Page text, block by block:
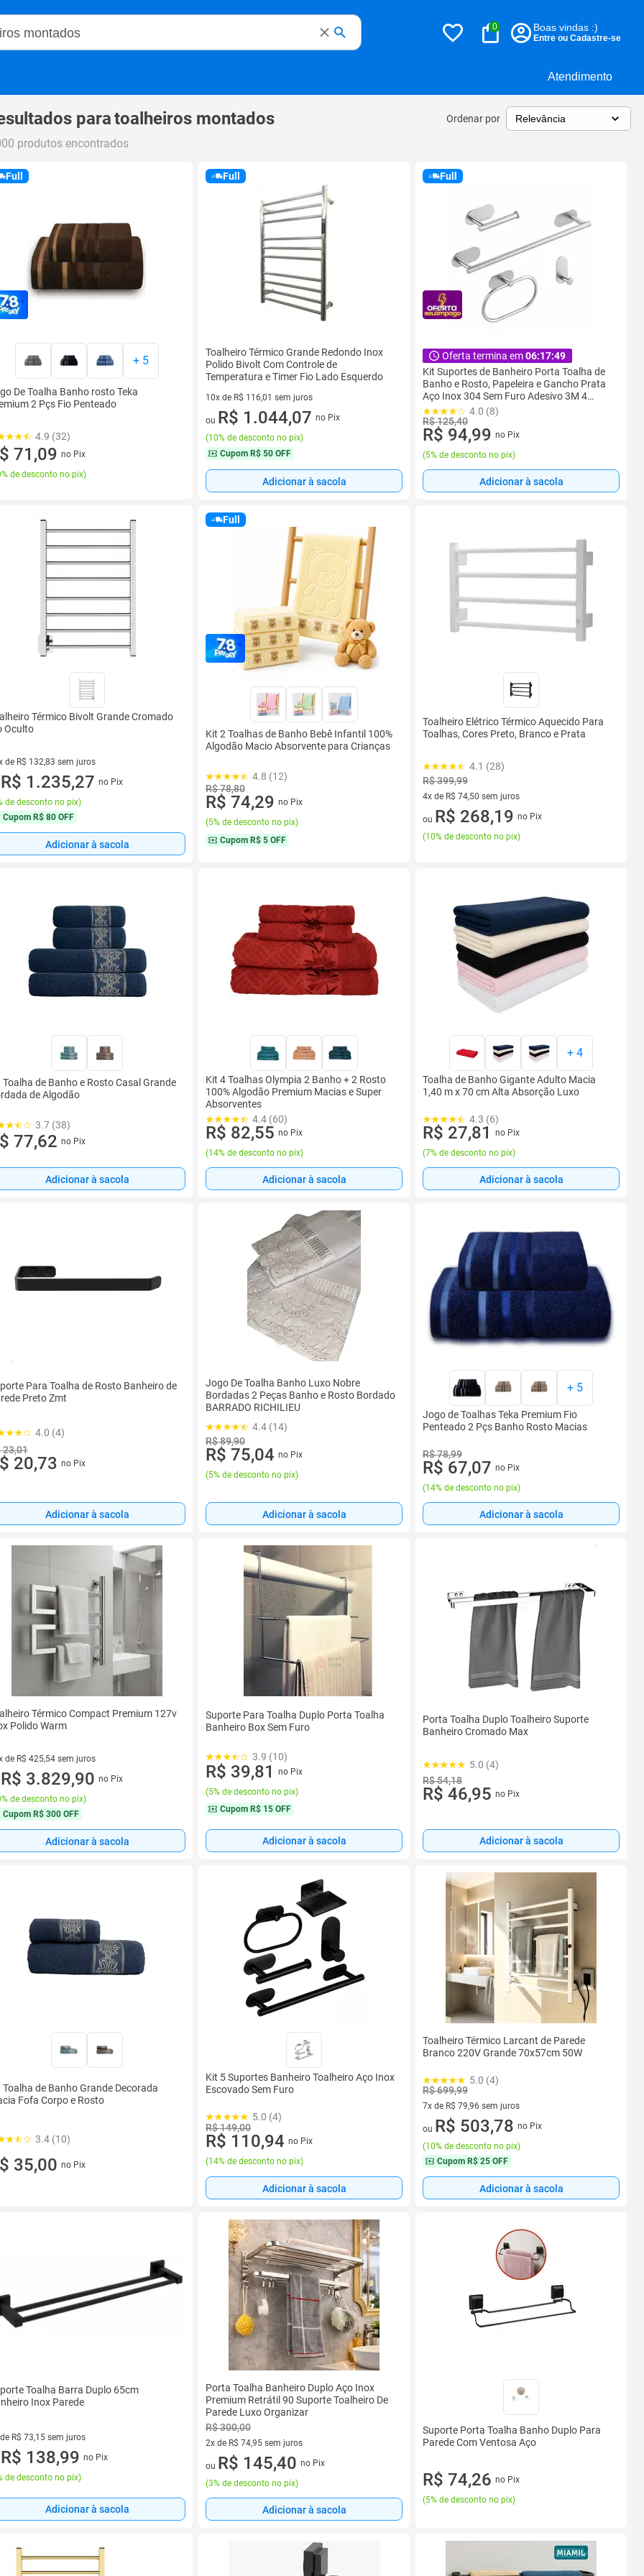
Atendimento
Magalu
0 Boas vindas :)
Entre ou Cadastre-se
paratoalheiros montados Ordenar por
produtos encontrados
Full
+ 5
De Toalha Banho rosto Teka
2 Pçs Fio Penteado
4.9 (32)
71,09 no Pix
de desconto no pix)
Full
Toalheiro Térmico Grande Redondo Inox
Polido Bivolt Com Controle de
Temperatura e Timer Fio Lado Esquerdo
10x de R$ 116,01 sem juros
10 vez de R$ 116,01 sem juros
ou R$ 1.044,07 no Pix
(10% de desconto no pix)
Cupom R$ 50 OFF
Adicionar à sacola
Full
Oferta termina em06:17:47
Kit Suportes de Banheiro Porta Toalha de
Banho e Rosto, Papeleira e Gancho Prata
Aço Inox 304 Sem Furo Adesivo 3M 4
Peças
4.0 (8)
R$ 125,40
R$ 94,99 no Pix
(5% de desconto no pix)
Adicionar à sacola
Térmico Bivolt Grande Cromado
Oculto
de R$ 132,83 sem juros
vez de R$ 132,83 sem juros
R$ 1.235,27 no Pix
de desconto no pix)
Cupom R$ 80 OFF
Adicionar à sacola
Full
Kit 2 Toalhas de Banho Bebê Infantil 100%
Algodão Macio Absorvente para Crianças
4.8 (12)
R$ 78,80
R$ 74,29 no Pix
(5% de desconto no pix)
Cupom R$ 5 OFF
Toalheiro Elétrico Térmico Aquecido Para
Toalhas, Cores Preto, Branco e Prata
4.1 (28)
R$ 399,99
4x de R$ 74,50 sem juros
4 vez de R$ 74,50 sem juros
ou R$ 268,19 no Pix
(10% de desconto no pix)
Toalha de Banho e Rosto Casal Grande
de Algodão
3.7 (38)
77,62 no Pix
Adicionar à sacola
Kit 4 Toalhas Olympia 2 Banho + 2 Rosto
100% Algodão Premium Macias e Super
Absorventes
4.4 (60)
R$ 82,55 no Pix
(14% de desconto no pix)
Adicionar à sacola
+ 4
Toalha de Banho Gigante Adulto Macia
1,40 m x 70 cm Alta Absorção Luxo
4.3 (6)
R$ 27,81
no Pix
(7% de desconto no pix)
Adicionar à sacola
Para Toalha de Rosto Banheiro de
Preto Zmt
4.0 (4)
23,01
20,73 no Pix
Adicionar à sacola
Jogo De Toalha Banho Luxo Nobre
Bordadas 2 Peças Banho e Rosto Bordado
BARRADO RICHILIEU
4.4 (14)
R$ 89,90
R$ 75,04 no Pix
(5% de desconto no pix)
Adicionar à sacola
+ 5
Jogo de Toalhas Teka Premium Fio
Penteado 2 Pçs Banho Rosto Macias
R$ 78,99
R$ 67,07 no Pix
(14% de desconto no pix)
Adicionar à sacola
Térmico Compact Premium 127v
Polido Warm
de R$ 425,54 sem juros
vez de R$ 425,54 sem juros
R$ 3.829,90 no Pix
de desconto no pix)
Cupom R$ 300 OFF
Adicionar à sacola
Suporte Para Toalha Duplo Porta Toalha
Banheiro Box Sem Furo
3.9 (10)
R$ 39,81
no Pix
(5% de desconto no pix)
Cupom R$ 15 OFF
Adicionar à sacola
Porta Toalha Duplo Toalheiro Suporte
Banheiro Cromado Max
5.0 (4)
R$ 54,18
R$ 46,95 no Pix
Adicionar à sacola
Toalha de Banho Grande Decorada
Fofa Corpo e Rosto
3.4 (10)
35,00 no Pix
Kit 5 Suportes Banheiro Toalheiro Aço Inox
Escovado Sem Furo
5.0 (4)
R$ 149,00
R$ 110,94 no Pix
(14% de desconto no pix)
Adicionar à sacola
Toalheiro Térmico Larcant de Parede
Branco 220V Grande 70x57cm 50W
5.0 (4)
R$ 699,99
7x de R$ 79,96 sem juros
7 vez de R$ 79,96 sem juros
ou R$ 503,78 no Pix
(10% de desconto no pix)
Cupom R$ 25 OFF
Adicionar à sacola
Toalha Barra Duplo 65cm
Inox Parede
R$ 73,15 sem juros
de R$ 73,15 sem juros
R$ 138,99 no Pix
de desconto no pix)
Adicionar à sacola
Porta Toalha Banheiro Duplo Aço Inox
Premium Retrátil 90 Suporte Toalheiro De
Parede Luxo Organizar
R$ 300,00
2x de R$ 74,95 sem juros
2 vez de R$ 74,95 sem juros
ou R$ 145,40 no Pix
(3% de desconto no pix)
Adicionar à sacola
Suporte Porta Toalha Banho Duplo Para
Parede Com Ventosa Aço
R$ 74,26 no Pix
(5% de desconto no pix)